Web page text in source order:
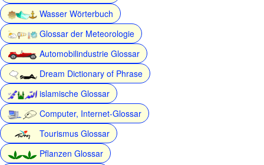
Wasser Wörterbuch
Glossar der Meteorologie
Automobilindustrie Glossar
Dream Dictionary of Phrase
islamische Glossar
Computer, Internet-Glossar
Tourismus Glossar
Pflanzen Glossar